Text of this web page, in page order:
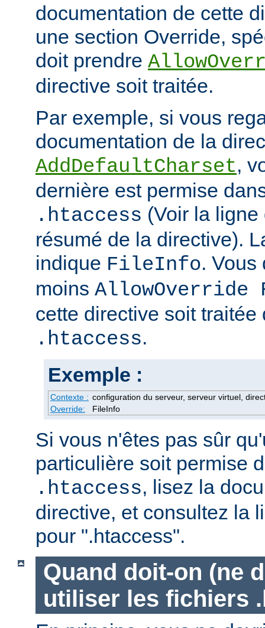
documentation de cette
une section Override,
doit prendre
directive soit traitée.
Par exemple, si vous
documentation de la
AddDefaultCharset,
dernière est permise
.htaccess (Voir la
résumé de la directive).
indique FileInfo. Vous
moins
cette directive soit
.htaccess.
Exemple :
Contexte : configuration du serveur, serveur virtuel,
Override:
FileInfo
Si vous n'êtes pas sûr
particulière soit permise
.htaccess, lisez la
directive, et consultez la
pour ".htaccess".
Quand doit-on (ne
utiliser les fichiers